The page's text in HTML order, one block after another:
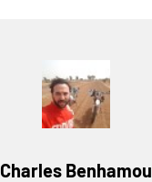
Charles Benhamou